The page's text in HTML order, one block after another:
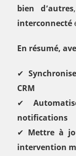
bien d’autres
interconnecté
En résumé,
✔
CRM
✔
notifications
✔ Mettre à
intervention